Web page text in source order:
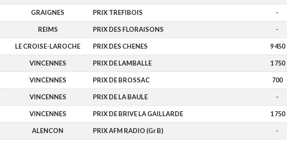
GRAIGNES PRIX TREFIBOIS -
REIMS PRIX DES FLORAISONS -
LE CROISE-LAROCHE PRIX DES CHENES 9 450
VINCENNES PRIX DE LAMBALLE 1 750
VINCENNES PRIX DE BROSSAC 700
VINCENNES PRIX DE LA BAULE -
VINCENNES PRIX DE BRIVE LA GAILLARDE 1 750
ALENCON PRIX AFM RADIO (Gr B) -